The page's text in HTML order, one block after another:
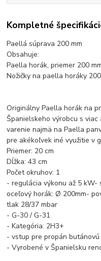
Kompletné
Paellá súprava 200 mm
Obsahuje:
Paella horák, priemer 200
Nožičky na paella horáky
Originálny Paella horák na
Španielskeho výrobcu s
varenie najmä na Paella
pre akékoľvek iné využitie v
Priemer: 20 cm
Dĺžka: 43 cm
Počet okruhov: 1
- regulácia výkonu až 5 kW-
oceľový horák: Ø 200mm-
tlak 28/37 mbar
- G-30 / G-31
- Kategória: 2H3+
- vstup pre propán
- Vyrobené v Španielsku